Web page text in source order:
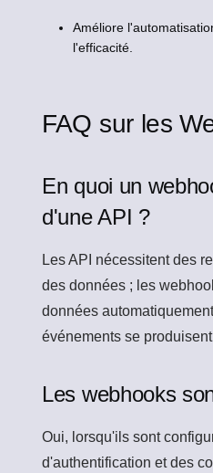
Améliore
l'efficacité.
FAQ sur les
En quoi un
d'une API ?
Les API nécessitent des
des données ; les
données
événements se
Les webhooks
Oui, lorsqu'ils sont
d'authentification et des